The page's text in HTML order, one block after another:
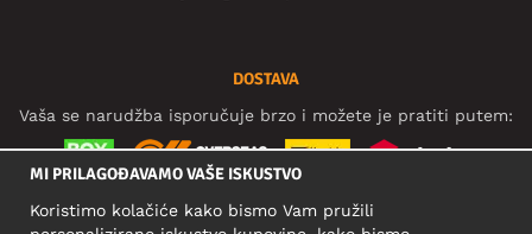
DOSTAVA
Vaša se narudžba isporučuje brzo i možete je pratiti putem:
DRUŠTVENE MREŽE
MI PRILAGOĐAVAMO VAŠE ISKUSTVO
Koristimo kolačiće kako bismo Vam pružili